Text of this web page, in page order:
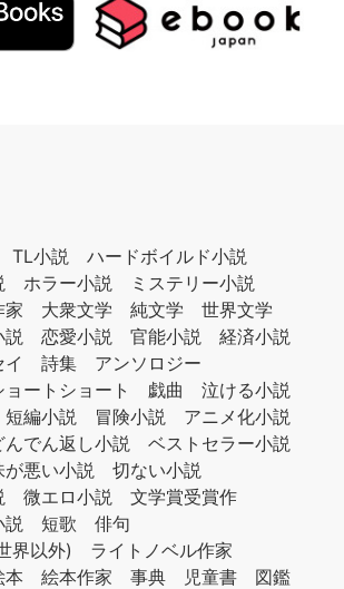
TL小説
ハードボイルド小説
ホラー小説
ミステリー小説
家 大衆文学 純文学
世界文学
説 恋愛小説 官能小説
経済小説
詩集
アンソロジー
ョートショート 戯曲
泣ける小説
短編小説 冒険小説
アニメ化小説
んでん返し小説
ベストセラー小説
が悪い小説
切ない小説
微エロ小説
文学賞受賞作
説 短歌
俳句
界以外)
ライトノベル作家
本 絵本作家 事典 児童書
図鑑